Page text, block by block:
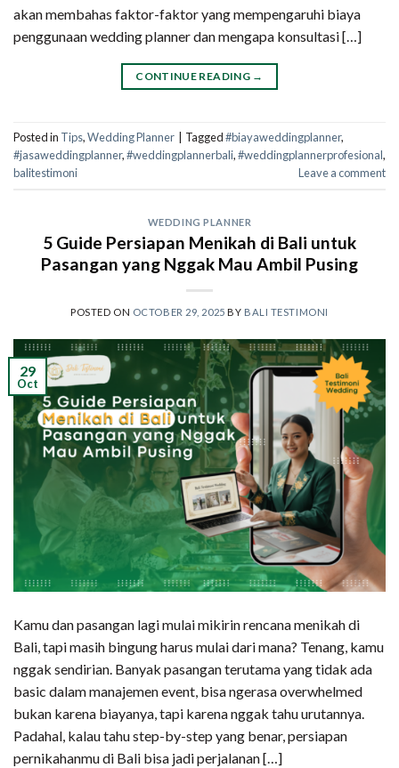
akan membahas faktor-faktor yang mempengaruhi biaya
penggunaan wedding planner dan mengapa konsultasi […]
CONTINUE READING →
Posted in Tips,Wedding Planner Tagged#biayaweddingplanner,
#jasaweddingplanner,#weddingplannerbali,#weddingplannerprofesional,
balitestimoni
Leave a comment
WEDDING PLANNER
5 Guide Persiapan Menikah di Bali untuk
Pasangan yang Nggak Mau Ambil Pusing
POSTED ON OCTOBER 29, 2025 BY BALI TESTIMONI
29
Oct
Kamu dan pasangan lagi mulai mikirin rencana menikah di
Bali, tapi masih bingung harus mulai dari mana? Tenang, kamu
nggak sendirian. Banyak pasangan terutama yang tidak ada
basic dalam manajemen event, bisa ngerasa overwhelmed
bukan karena biayanya, tapi karena nggak tahu urutannya.
Padahal, kalau tahu step-by-step yang benar, persiapan
pernikahanmu di Bali bisa jadi perjalanan […]